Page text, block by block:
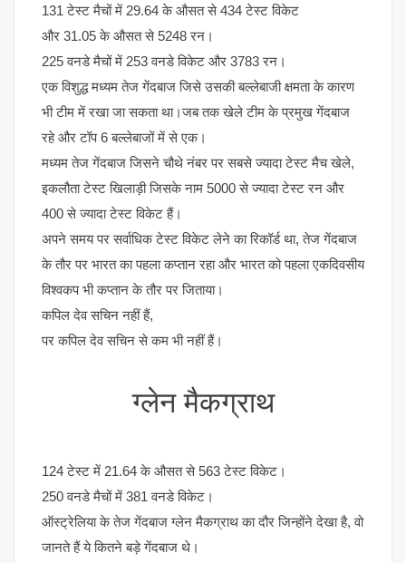
131 टेस्ट मैचों में 29.64 के औसत से 434 टेस्ट विकेट
और 31.05 के औसत से 5248 रन।
225 वनडे मैचों में 253 वनडे विकेट और 3783 रन।
एक विशुद्ध मध्यम तेज गेंदबाज जिसे उसकी बल्लेबाजी क्षमता के कारण
भी टीम में रखा जा सकता था।जब तक खेले टीम के प्रमुख गेंदबाज
रहे और टॉप 6 बल्लेबाजों में से एक।
मध्यम तेज गेंदबाज जिसने चौथे नंबर पर सबसे ज्यादा टेस्ट मैच खेले,
इकलौता टेस्ट खिलाड़ी जिसके नाम 5000 से ज्यादा टेस्ट रन और
400 से ज्यादा टेस्ट विकेट हैं।
अपने समय पर सर्वाधिक टेस्ट विकेट लेने का रिकॉर्ड था, तेज गेंदबाज
के तौर पर भारत का पहला कप्तान रहा और भारत को पहला एकदिवसीय
विश्वकप भी कप्तान के तौर पर जिताया।
कपिल देव सचिन नहीं हैं,
पर कपिल देव सचिन से कम भी नहीं हैं।
ग्लेन मैकग्राथ
124 टेस्ट में 21.64 के औसत से 563 टेस्ट विकेट।
250 वनडे मैचों में 381 वनडे विकेट।
ऑस्ट्रेलिया के तेज गेंदबाज ग्लेन मैकग्राथ का दौर जिन्होंने देखा है, वो
जानते हैं ये कितने बड़े गेंदबाज थे।